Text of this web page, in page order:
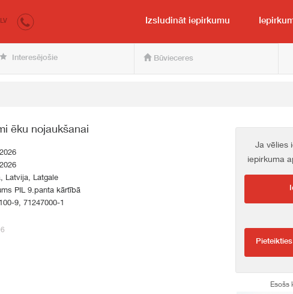
pircējam un pārdevējam
LV Izsludināt iepirkumu
Interesējošie Būvieceres
ēku nojaukšanai
Latvija, Latgale
PIL 9.panta kārtībā
9, 71247000-1
Ja vēlies
iepirkuma
Esošs